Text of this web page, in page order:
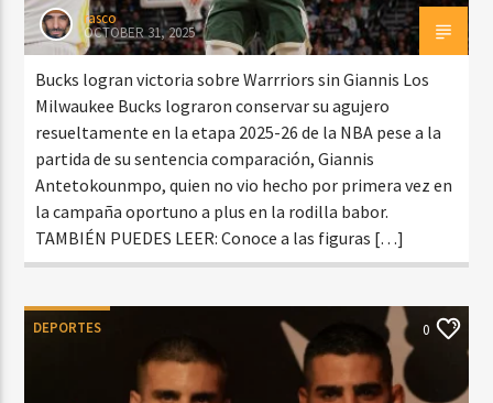
Beone Radio
rasco
OCTOBER 31, 2025
Bucks logran victoria sobre Warrriors sin Giannis Los
Milwaukee Bucks lograron conservar su agujero
resueltamente en la etapa 2025-26 de la NBA pese a la
partida de su sentencia comparación, Giannis
Antetokounmpo, quien no vio hecho por primera vez en
la campaña oportuno a plus en la rodilla babor.
TAMBIÉN PUEDES LEER: Conoce a las figuras […]
DEPORTES 0